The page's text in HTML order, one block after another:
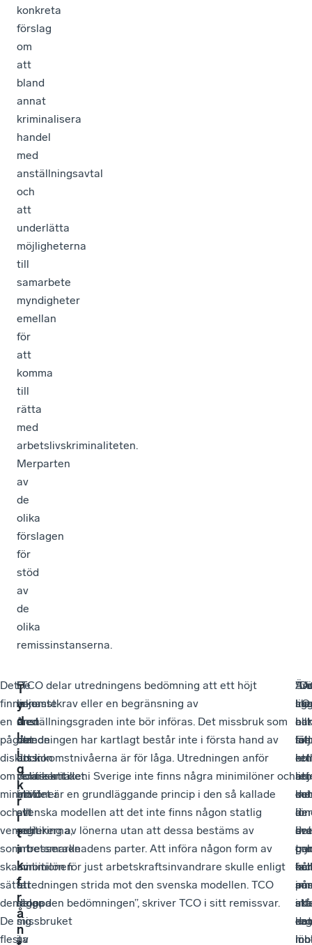
konkreta
förslag
om
att
bland
annat
kriminalisera
handel
med
anställningsavtal
och
att
underlätta
möjligheterna
till
samarbete
myndigheter
emellan
för
att
komma
till
rätta
med
arbetslivskriminaliteten.
Merparten
av
de
olika
förslagen
för
stöd
av
de
olika
remissinstanserna.
Det
finns
en
pågående
diskussion
om
minimilöner
och
vem
som
ska
sätta
dem.
De
flesta
De
senaste
åren
har
dock
politikerna
blivit
allt
mer
intresserade
av
att
lägga
sig
i
T
y
d
l
i
g
k
r
i
t
i
k
f
r
å
n
I
linje
med
det
är
remisskritiken
mot
att
politikerna,
i
ambitionen
att
stoppa
missbruket
av
”TCO delar utredningens bedömning att ett höjt
inkomstkrav eller en begränsning av
anställningsgraden inte bör införas. Det missbruk som
utredningen har kartlagt består inte i första hand av
att inkomstnivåerna är för låga. Utredningen anför
vidare att det i Sverige inte finns några minimilöner och
att det är en grundläggande princip i den så kallade
svenska modellen att det inte finns någon statlig
reglering av lönerna utan att dessa bestäms av
arbetsmarknadens parter. Att införa någon form av
minimilön för just arbetskraftsinvandrare skulle enligt
utredningen strida mot den svenska modellen. TCO
delar den bedömningen”, skriver TCO i sitt remissvar.
i
sitt
att
det
är
ska
i
en
LO
har
ett
i
det
på
att
ska
att
är i
det
i